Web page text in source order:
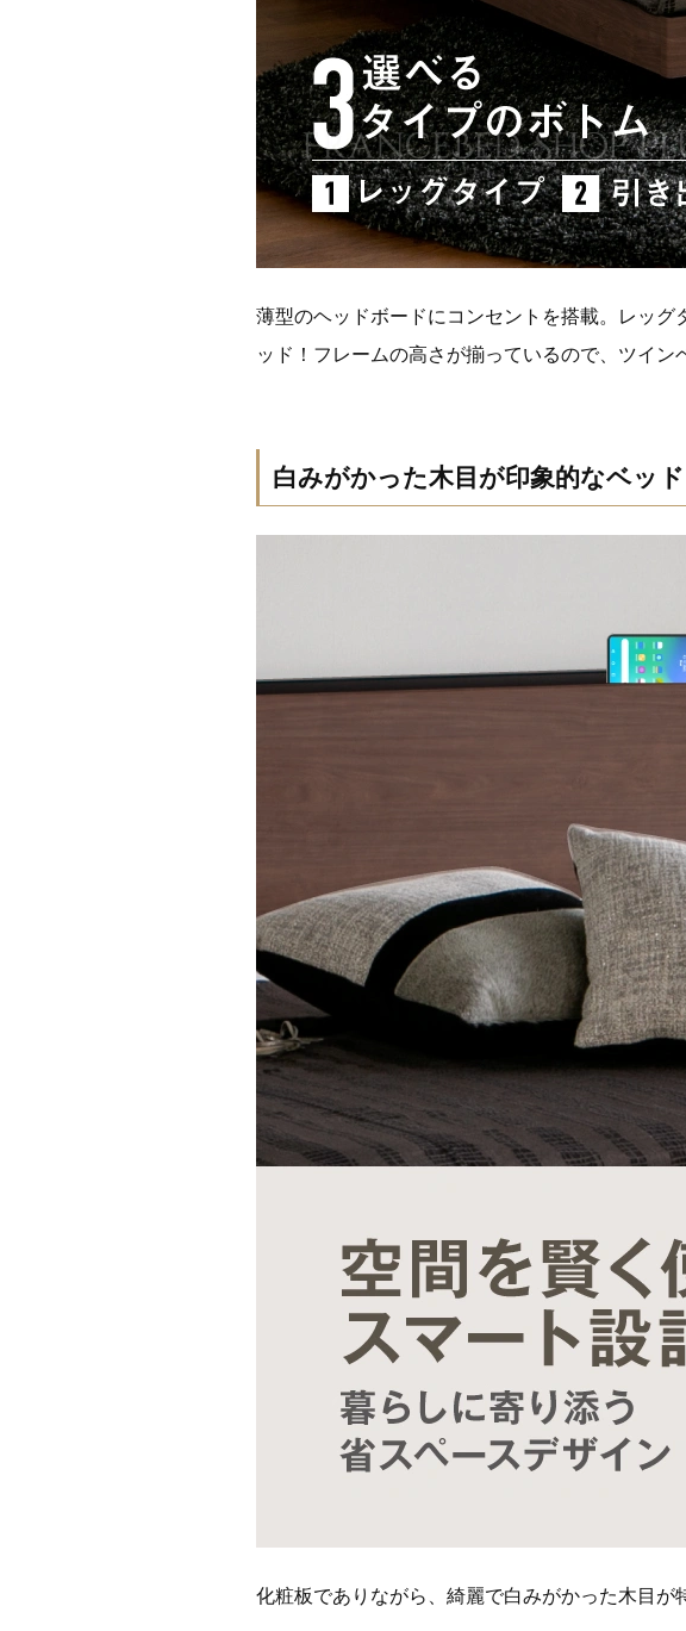
薄型のヘッドボードにコンセントを搭載。レッ
ッド！フレームの高さが揃っているので、ツイン
白みがかった木目が印象的なベッ
化粧板でありながら、綺麗で白みがかった木目が